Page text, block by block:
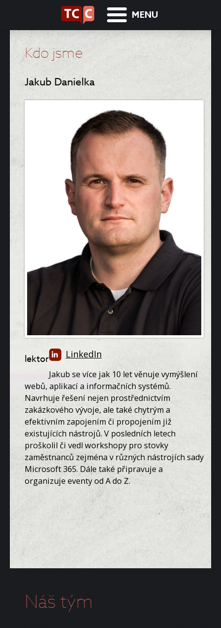
MENU
Kdo jsme
Jakub Danielka
lektor LinkedIn
Jakub se více jak 10 let věnuje vymýšlení
webů, aplikací a informačních systémů.
Navrhuje řešení nejen prostřednictvím
zakázkového vývoje, ale také chytrým a
efektivním zapojením či propojením již
existujících nástrojů. V posledních letech
proškolil či vedl workshopy pro stovky
zaměstnanců zejména v různých nástrojích sady
Microsoft 365. Dále také připravuje a
organizuje eventy od A do Z.
Náš tým